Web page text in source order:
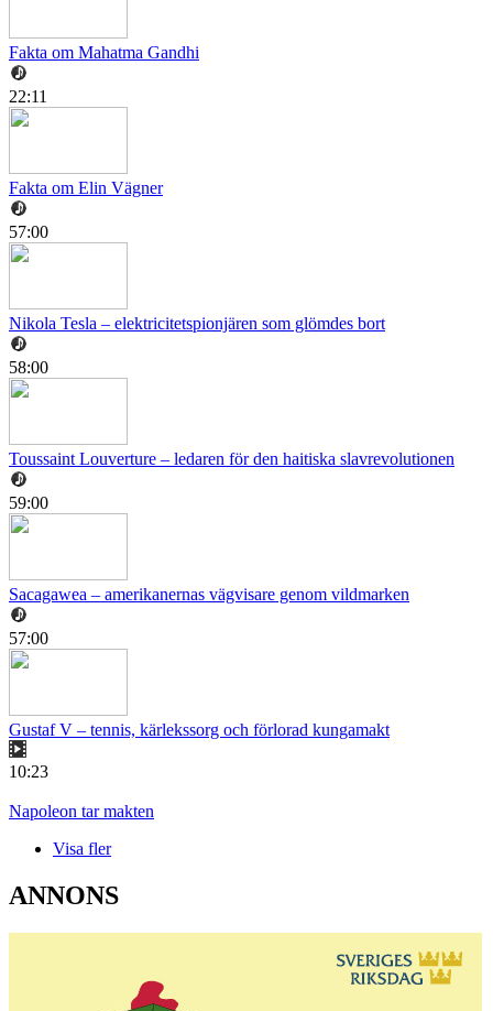
Fakta om Mahatma Gandhi
22:11
Fakta om Elin Vägner
57:00
Nikola Tesla – elektricitetspionjären som glömdes bort
58:00
Toussaint Louverture – ledaren för den haitiska slavrevolutionen
59:00
Sacagawea – amerikanernas vägvisare genom vildmarken
57:00
Gustaf V – tennis, kärlekssorg och förlorad kungamakt
10:23
Napoleon tar makten
Visa fler
ANNONS